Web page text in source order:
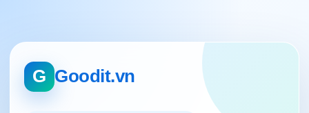
G Goodit.vn